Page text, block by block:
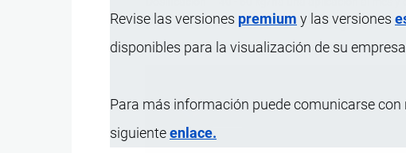
Revise las versiones premium y las versiones
disponibles para la visualización de su
Para más información puede comunicarse con
siguienteenlace.
Presentación
Tambor de HDPE de 50 kg.